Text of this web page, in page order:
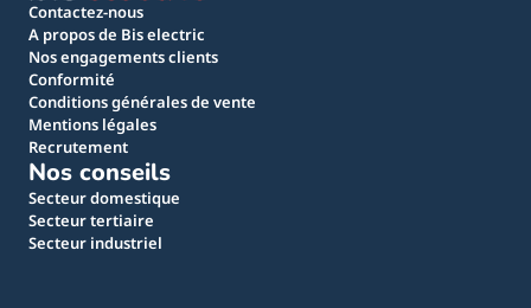
Contactez-nous
A propos de Bis electric
Nos engagements clients
Conformité
Conditions générales de vente
Mentions légales
Recrutement
Nos conseils
Secteur domestique
Secteur tertiaire
Secteur industriel